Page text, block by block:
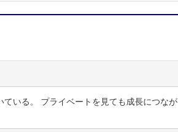
いる。 プライベートを見ても成長につなが